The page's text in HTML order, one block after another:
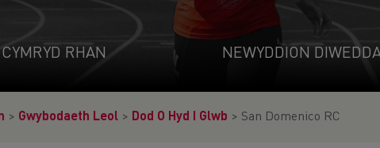
CYMRYD RHAN NEWYDDION
> Gwybodaeth Leol > Dod O Hyd I Glwb > San Domenico RC